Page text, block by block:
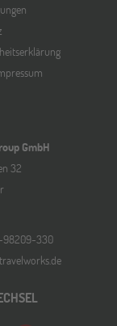
GmbH
32
98209-330